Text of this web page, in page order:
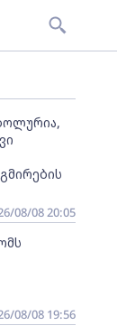
08/08 20:05
08/08 19:56